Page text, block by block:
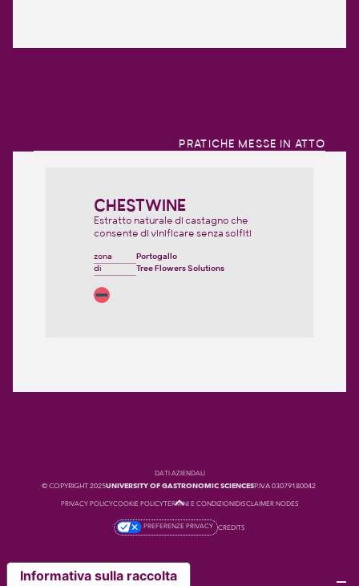
PRATICHE MESSE IN ATTO
CHESTWINE
Estratto naturale di castagno che
consente di vinificare senza solfiti
zona
Portogallo
di
Tree Flowers Solutions
© COPYRIGHT 2025UNIVERSITY OF GASTRONOMIC SCIENCESP.IVA 03079180042
DATI AZIENDALI
PRIVACY POLICYCOOKIE POLICYTERMINI E CONDIZIONIDISCLAIMER NODES
PREFERENZE PRIVACY CREDITS
Informativa sulla raccolta